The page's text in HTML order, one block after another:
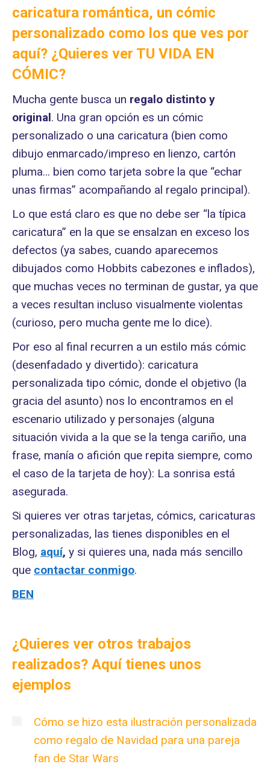
caricatura romántica, un cómic
personalizado como los que ves por
aquí? ¿Quieres ver TU VIDA EN
CÓMIC?
Mucha gente busca un regalo distinto y
original. Una gran opción es un cómic
personalizado o una caricatura (bien como
dibujo enmarcado/impreso en lienzo, cartón
pluma… bien como tarjeta sobre la que “echar
unas firmas” acompañando al regalo principal).
Lo que está claro es que no debe ser “la típica
caricatura” en la que se ensalzan en exceso los
defectos (ya sabes, cuando aparecemos
dibujados como Hobbits cabezones e inflados),
que muchas veces no terminan de gustar, ya que
a veces resultan incluso visualmente violentas
(curioso, pero mucha gente me lo dice).
Por eso al final recurren a un estilo más cómic
(desenfadado y divertido): caricatura
personalizada tipo cómic, donde el objetivo (la
gracia del asunto) nos lo encontramos en el
escenario utilizado y personajes (alguna
situación vivida a la que se la tenga cariño, una
frase, manía o afición que repita siempre, como
el caso de la tarjeta de hoy): La sonrisa está
asegurada.
Si quieres ver otras tarjetas, cómics, caricaturas
personalizadas, las tienes disponibles en el
Blog, aquí, y si quieres una, nada más sencillo
que contactar conmigo.
BEN
¿Quieres ver otros trabajos
realizados? Aquí tienes unos
ejemplos
Cómo se hizo esta ilustración personalizada
como regalo de Navidad para una pareja
fan de Star Wars